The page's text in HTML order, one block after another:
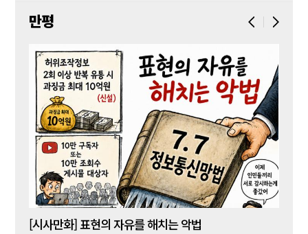
만평
[시사만화] 표현의 자유를 해치는 악법